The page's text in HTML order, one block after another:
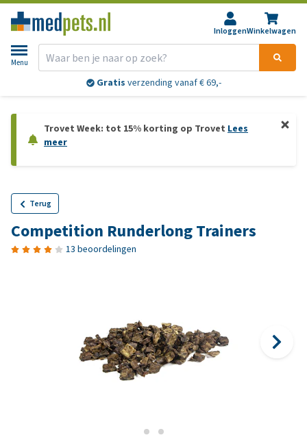
InloggenWinkelwagen
Menu
Gratis verzending vanaf € 69,-
Trovet Week: tot 15% korting op Trovet Lees
meer
Terug
Competition Runderlong Trainers
13 beoordelingen